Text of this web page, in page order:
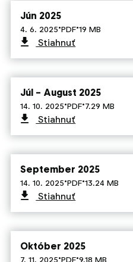
Jún 2025
4. 6. 2025·PDF·19 MB
Stiahnuť
Júl – August 2025
14. 10. 2025·PDF·7.29 MB
Stiahnuť
September 2025
14. 10. 2025·PDF·13.24 MB
Stiahnuť
Október 2025
7. 11. 2025·PDF·9.18 MB